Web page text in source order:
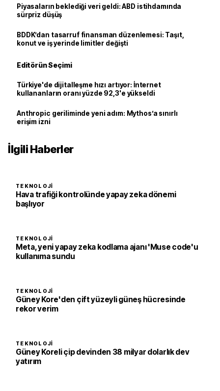
Piyasaların beklediği veri geldi: ABD istihdamında
sürpriz düşüş
BDDK’dan tasarruf finansman düzenlemesi: Taşıt,
konut ve iş yerinde limitler değişti
Editörün Seçimi
Türkiye'de dijitalleşme hızı artıyor: İnternet
kullananların oranı yüzde 92,3'e yükseldi
Anthropic geriliminde yeni adım: Mythos’a sınırlı
erişim izni
İlgili Haberler
TEKNOLOJI
Hava trafiği kontrolünde yapay zeka dönemi
başlıyor
TEKNOLOJI
Meta, yeni yapay zeka kodlama ajanı 'Muse code'u
kullanıma sundu
TEKNOLOJI
Güney Kore'den çift yüzeyli güneş hücresinde
rekor verim
TEKNOLOJI
Güney Koreli çip devinden 38 milyar dolarlık dev
yatırım